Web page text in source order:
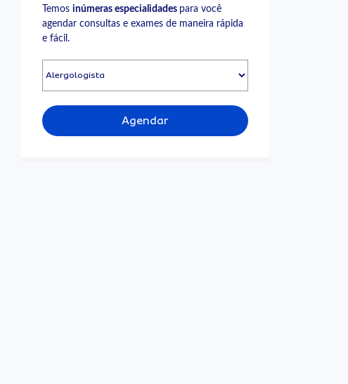
Temos inúmeras especialidades para você
agendar consultas e exames de maneira rápida
e fácil.
Agendar